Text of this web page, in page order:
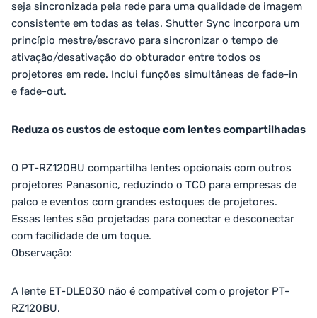
seja sincronizada pela rede para uma qualidade de imagem
consistente em todas as telas. Shutter Sync incorpora um
princípio mestre/escravo para sincronizar o tempo de
ativação/desativação do obturador entre todos os
projetores em rede. Inclui funções simultâneas de fade-in
e fade-out.
Reduza os custos de estoque com lentes compartilhadas
O PT-RZ120BU compartilha lentes opcionais com outros
projetores Panasonic, reduzindo o TCO para empresas de
palco e eventos com grandes estoques de projetores.
Essas lentes são projetadas para conectar e desconectar
com facilidade de um toque.
Observação:
A lente ET-DLE030 não é compatível com o projetor PT-
RZ120BU.